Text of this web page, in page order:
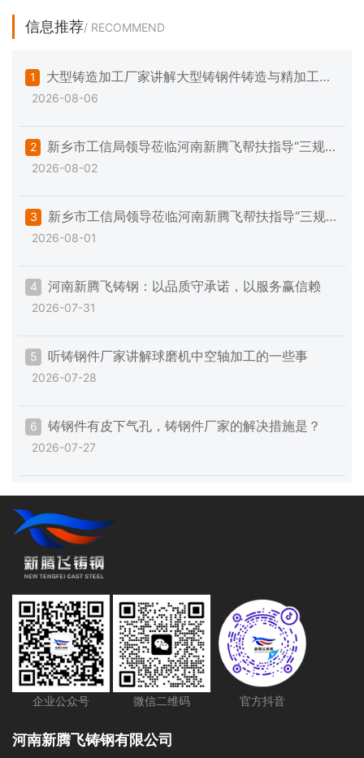
信息推荐/ RECOMMEND
1
大型铸造加工厂家讲解大型铸钢件铸造与精加工的
一些注意事项
2026-08-06
2
新乡市工信局领导莅临河南新腾飞帮扶指导“三规范
一提升”专项工作
2026-08-02
3
新乡市工信局领导莅临河南新腾飞帮扶指导“三规
范一提升”专项工作
2026-08-01
4 河南新腾飞铸钢：以品质守承诺，以服务赢信赖
2026-07-31
5 听铸钢件厂家讲解球磨机中空轴加工的一些事
2026-07-28
6 铸钢件有皮下气孔，铸钢件厂家的解决措施是？
2026-07-27
企业公众号 微信二维码 官方抖音
河南新腾飞铸钢有限公司